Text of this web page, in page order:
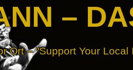
–
Ort – "Support Your Local